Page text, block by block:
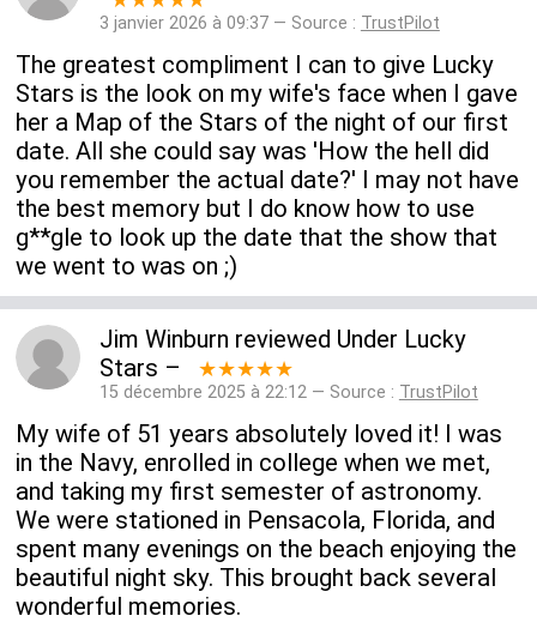
3 janvier 2026 à 09:37 — Source : TrustPilot
The greatest compliment I can to give Lucky
Stars is the look on my wife's face when I gave
her a Map of the Stars of the night of our first
date. All she could say was 'How the hell did
you remember the actual date?' I may not have
the best memory but I do know how to use
g**gle to look up the date that the show that
we went to was on ;)
Jim Winburn reviewed Under Lucky
Stars – ★★★★★
15 décembre 2025 à 22:12 — Source : TrustPilot
My wife of 51 years absolutely loved it! I was
in the Navy, enrolled in college when we met,
and taking my first semester of astronomy.
We were stationed in Pensacola, Florida, and
spent many evenings on the beach enjoying the
beautiful night sky. This brought back several
wonderful memories.